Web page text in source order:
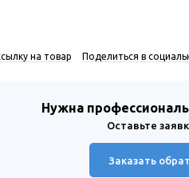
на товар Поделиться в
Нужна
Оставьте
Заказать